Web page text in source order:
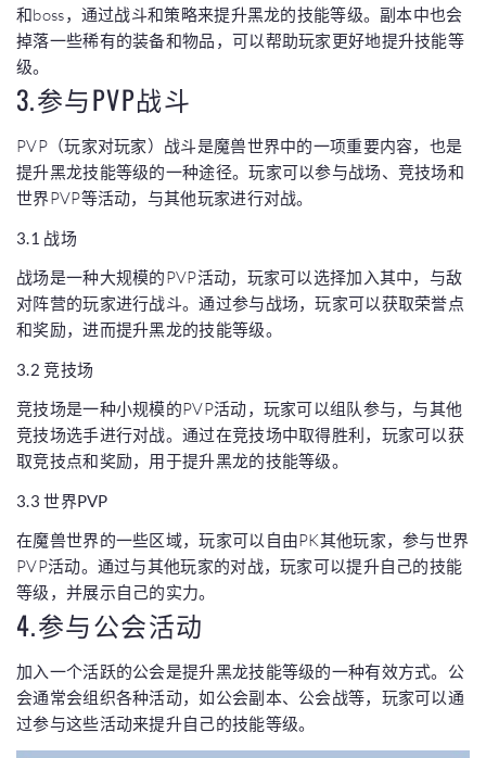
和boss，通过战斗和策略来提升黑龙的技能等级。副本中也会
掉落一些稀有的装备和物品，可以帮助玩家更好地提升技能等
级。
3.参与PVP战斗
PVP（玩家对玩家）战斗是魔兽世界中的一项重要内容，也是
提升黑龙技能等级的一种途径。玩家可以参与战场、竞技场和
世界PVP等活动，与其他玩家进行对战。
3.1 战场
战场是一种大规模的PVP活动，玩家可以选择加入其中，与敌
对阵营的玩家进行战斗。通过参与战场，玩家可以获取荣誉点
和奖励，进而提升黑龙的技能等级。
3.2 竞技场
竞技场是一种小规模的PVP活动，玩家可以组队参与，与其他
竞技场选手进行对战。通过在竞技场中取得胜利，玩家可以获
取竞技点和奖励，用于提升黑龙的技能等级。
3.3 世界PVP
在魔兽世界的一些区域，玩家可以自由PK其他玩家，参与世界
PVP活动。通过与其他玩家的对战，玩家可以提升自己的技能
等级，并展示自己的实力。
4.参与公会活动
加入一个活跃的公会是提升黑龙技能等级的一种有效方式。公
会通常会组织各种活动，如公会副本、公会战等，玩家可以通
过参与这些活动来提升自己的技能等级。